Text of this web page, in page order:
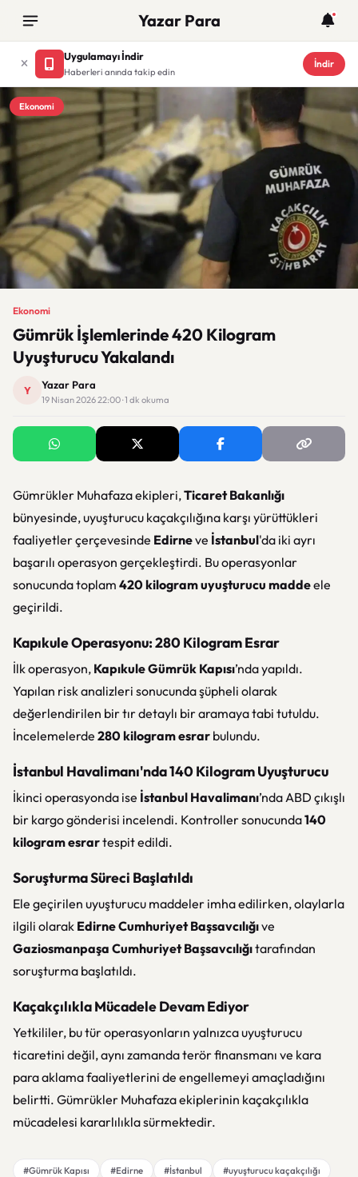
Yazar Para
Uygulamayı İndir
Haberleri anında takip edin
İndir
Ekonomi
Ekonomi
Gümrük İşlemlerinde 420 Kilogram
Uyuşturucu Yakalandı
Y Yazar Para
19 Nisan 2026 22:00 · 1 dk okuma
Gümrükler Muhafaza ekipleri,Ticaret Bakanlığı
bünyesinde, uyuşturucu kaçakçılığına karşı yürüttükleri
faaliyetler çerçevesinde Edirneve İstanbul'da iki ayrı
başarılı operasyon gerçekleştirdi. Bu operasyonlar
sonucunda toplam 420 kilogram uyuşturucu maddeele
geçirildi.
Kapıkule Operasyonu: 280 Kilogram Esrar
İlk operasyon, Kapıkule Gümrük Kapısı’nda yapıldı.
Yapılan risk analizleri sonucunda şüpheli olarak
değerlendirilen bir tır detaylı bir aramaya tabi tutuldu.
İncelemelerde 280 kilogram esrar bulundu.
İstanbul Havalimanı'nda 140 Kilogram Uyuşturucu
İkinci operasyonda ise İstanbul Havalimanı’nda ABD çıkışlı
bir kargo gönderisi incelendi. Kontroller sonucunda140
kilogram esrartespit edildi.
Soruşturma Süreci Başlatıldı
Ele geçirilen uyuşturucu maddeler imha edilirken, olaylarla
ilgili olarak Edirne Cumhuriyet Başsavcılığıve
Gaziosmanpaşa Cumhuriyet Başsavcılığıtarafından
soruşturma başlatıldı.
Kaçakçılıkla Mücadele Devam Ediyor
Yetkililer, bu tür operasyonların yalnızca uyuşturucu
ticaretini değil, aynı zamanda terör finansmanı ve kara
para aklama faaliyetlerini de engellemeyi amaçladığını
belirtti. Gümrükler Muhafaza ekiplerinin kaçakçılıkla
mücadelesi kararlılıkla sürmektedir.
#Gümrük Kapısı #Edirne #İstanbul
#uyuşturucu kaçakçılığı